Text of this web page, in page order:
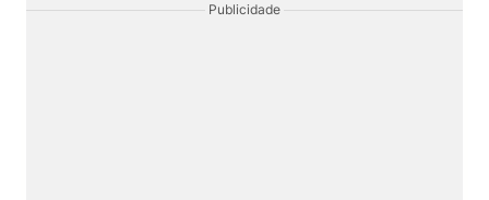
Publicidade